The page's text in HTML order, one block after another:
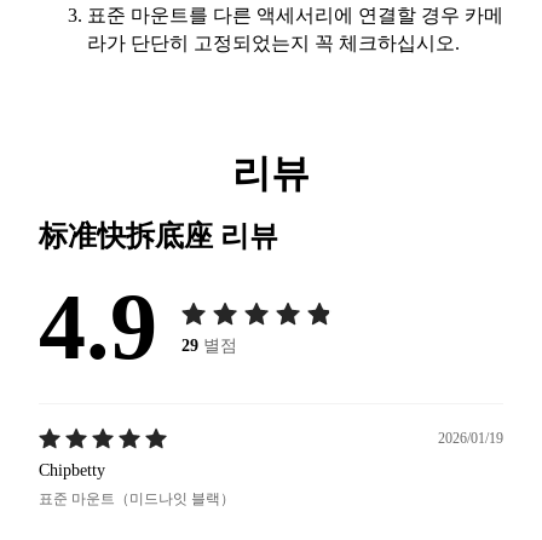
표준 마운트를 다른 액세서리에 연결할 경우 카메
라가 단단히 고정되었는지 꼭 체크하십시오.
리뷰
标准快拆底座 리뷰
4.9 29 별점
2026/01/19
Chipbetty
표준 마운트（미드나잇 블랙）